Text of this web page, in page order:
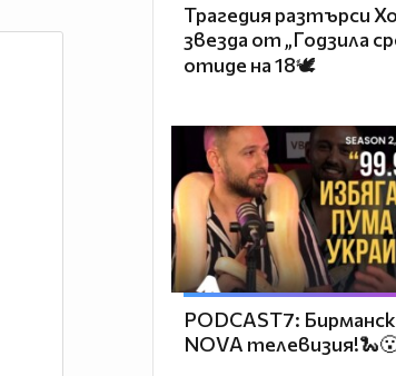
Трагедия разтърси
звезда от „Годзила
отиде на 18🕊️
PODCAST7:
NOVA